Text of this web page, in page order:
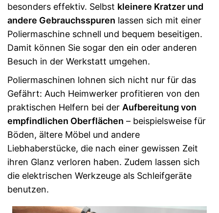
besonders effektiv. Selbst kleinere Kratzer und
andere Gebrauchsspuren lassen sich mit einer
Poliermaschine schnell und bequem beseitigen.
Damit können Sie sogar den ein oder anderen
Besuch in der Werkstatt umgehen.
Poliermaschinen lohnen sich nicht nur für das
Gefährt: Auch Heimwerker profitieren von den
praktischen Helfern bei der Aufbereitung von
empfindlichen Oberflächen – beispielsweise für
Böden, ältere Möbel und andere
Liebhaberstücke, die nach einer gewissen Zeit
ihren Glanz verloren haben. Zudem lassen sich
die elektrischen Werkzeuge als Schleifgeräte
benutzen.